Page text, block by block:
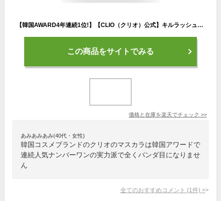
【韓国AWARD4年連続1位!】【CLIO（クリオ）公式】キルラッシュスーパープルーフ マスカラ / ウォータープルーフ ヨレない アイメイク パッチリ 下がらない まつ毛 ボリューム
この商品をサイトでみる
価格と在庫を楽天でチェック >>
あみあみあみ(40代・女性)
韓国コスメブランドのクリオのマスカラは韓国アワードで
連続人気ナンバーワンの実力派で全くパンダ目になりませ
ん
全てのおすすめコメント (1 件) >